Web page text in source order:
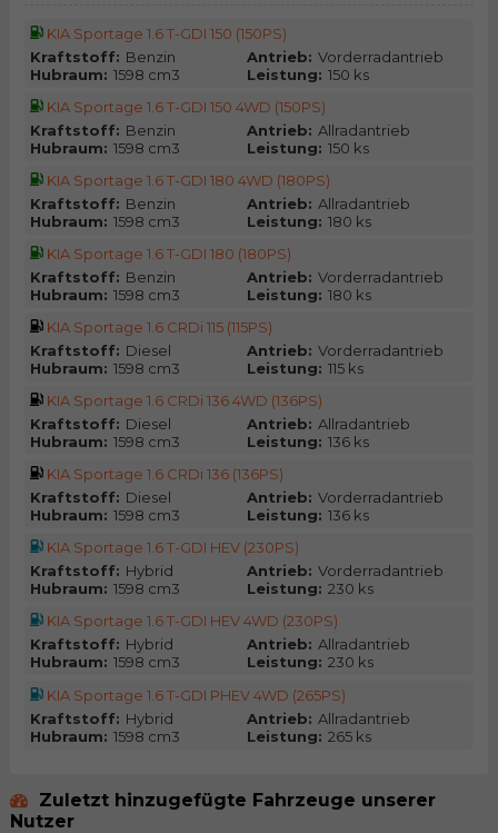
KIA Sportage 1.6 T-GDI 150 (150PS)
Kraftstoff: Benzin Antrieb: Vorderradantrieb
Hubraum: 1598 cm3 Leistung: 150 ks
KIA Sportage 1.6 T-GDI 150 4WD (150PS)
Kraftstoff: Benzin Antrieb: Allradantrieb
Hubraum: 1598 cm3 Leistung: 150 ks
KIA Sportage 1.6 T-GDI 180 4WD (180PS)
Kraftstoff: Benzin Antrieb: Allradantrieb
Hubraum: 1598 cm3 Leistung: 180 ks
KIA Sportage 1.6 T-GDI 180 (180PS)
Kraftstoff: Benzin Antrieb: Vorderradantrieb
Hubraum: 1598 cm3 Leistung: 180 ks
KIA Sportage 1.6 CRDi 115 (115PS)
Kraftstoff: Diesel Antrieb: Vorderradantrieb
Hubraum: 1598 cm3 Leistung: 115 ks
KIA Sportage 1.6 CRDi 136 4WD (136PS)
Kraftstoff: Diesel Antrieb: Allradantrieb
Hubraum: 1598 cm3 Leistung: 136 ks
KIA Sportage 1.6 CRDi 136 (136PS)
Kraftstoff: Diesel Antrieb: Vorderradantrieb
Hubraum: 1598 cm3 Leistung: 136 ks
KIA Sportage 1.6 T-GDI HEV (230PS)
Kraftstoff: Hybrid Antrieb: Vorderradantrieb
Hubraum: 1598 cm3 Leistung: 230 ks
KIA Sportage 1.6 T-GDI HEV 4WD (230PS)
Kraftstoff: Hybrid Antrieb: Allradantrieb
Hubraum: 1598 cm3 Leistung: 230 ks
KIA Sportage 1.6 T-GDI PHEV 4WD (265PS)
Kraftstoff: Hybrid Antrieb: Allradantrieb
Hubraum: 1598 cm3 Leistung: 265 ks
Zuletzt hinzugefügte Fahrzeuge unserer
Nutzer